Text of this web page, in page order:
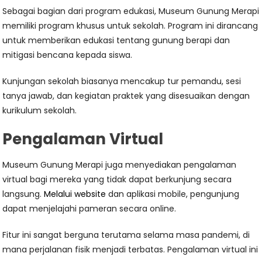
Sebagai bagian dari program edukasi, Museum Gunung Merapi
memiliki program khusus untuk sekolah. Program ini dirancang
untuk memberikan edukasi tentang gunung berapi dan
mitigasi bencana kepada siswa.
Kunjungan sekolah biasanya mencakup tur pemandu, sesi
tanya jawab, dan kegiatan praktek yang disesuaikan dengan
kurikulum sekolah.
Pengalaman Virtual
Museum Gunung Merapi juga menyediakan pengalaman
virtual bagi mereka yang tidak dapat berkunjung secara
langsung.Melalui website dan aplikasi mobile, pengunjung
dapat menjelajahi pameran secara online.
Fitur ini sangat berguna terutama selama masa pandemi, di
mana perjalanan fisik menjadi terbatas. Pengalaman virtual ini